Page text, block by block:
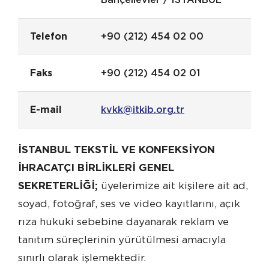
Telefon +90 (212) 454 02 00
Faks +90 (212) 454 02 01
E-mail kvkk@itkib.org.tr
İSTANBUL TEKSTİL VE KONFEKSİYON
İHRACATÇI BİRLİKLERİ GENEL
SEKRETERLİĞİ; üyelerimize ait kişilere ait ad,
soyad, fotoğraf, ses ve video kayıtlarını, açık
rıza hukuki sebebine dayanarak reklam ve
tanıtım süreçlerinin yürütülmesi amacıyla
sınırlı olarak işlemektedir.